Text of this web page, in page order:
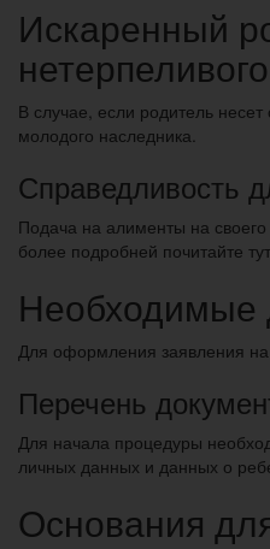
Искаренный
В случае, если родитель
молодого наследника.
Справедливость
Подача на алименты на
более подробней почитайте тут
Необходимые
Для оформления заявления
Перечень
Для начала процедуры
личных данных и данных о
Основания